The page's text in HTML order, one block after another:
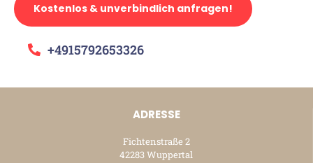
Kostenlos & unverbindlich anfragen!
+4915792653326
ADRESSE
Fichtenstraße 2
42283 Wuppertal